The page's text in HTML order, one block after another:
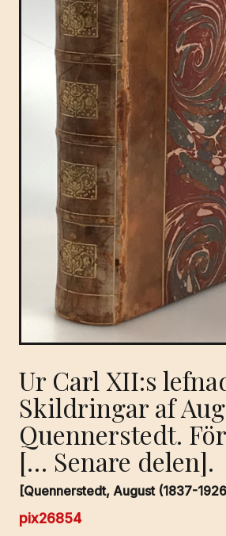
Ur Carl XII:s
Skildringar af
Quennerstedt.
[… Senare delen].
[Quennerstedt, August (1837-
pix26854